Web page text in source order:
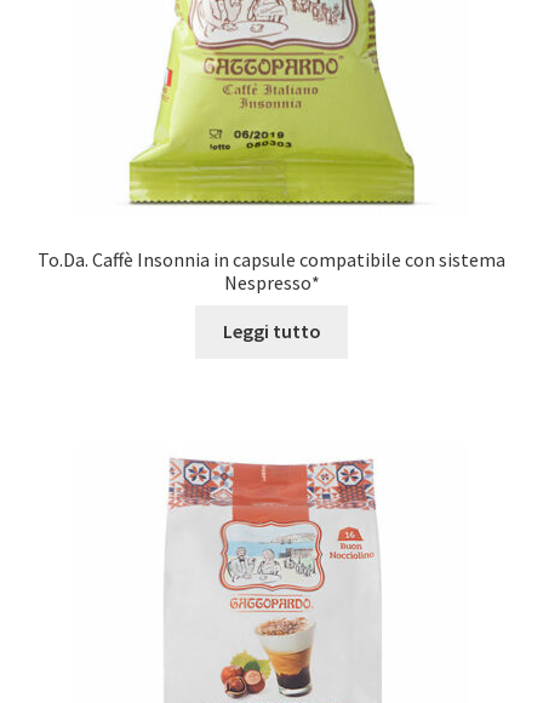
To.Da. Caffè Insonnia in capsule compatibile con sistema
Nespresso*
Leggi tutto